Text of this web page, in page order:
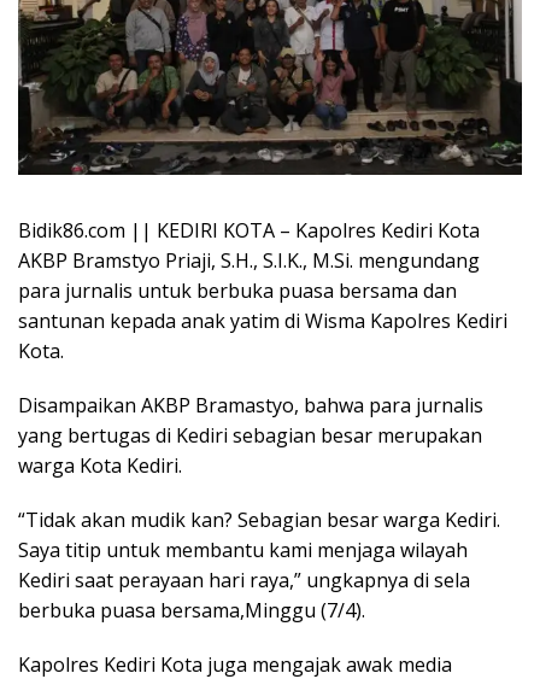
Bidik86.com || KEDIRI KOTA – Kapolres Kediri Kota
AKBP Bramstyo Priaji, S.H., S.I.K., M.Si. mengundang
para jurnalis untuk berbuka puasa bersama dan
santunan kepada anak yatim di Wisma Kapolres Kediri
Kota.
Disampaikan AKBP Bramastyo, bahwa para jurnalis
yang bertugas di Kediri sebagian besar merupakan
warga Kota Kediri.
“Tidak akan mudik kan? Sebagian besar warga Kediri.
Saya titip untuk membantu kami menjaga wilayah
Kediri saat perayaan hari raya,” ungkapnya di sela
berbuka puasa bersama,Minggu (7/4).
Kapolres Kediri Kota juga mengajak awak media